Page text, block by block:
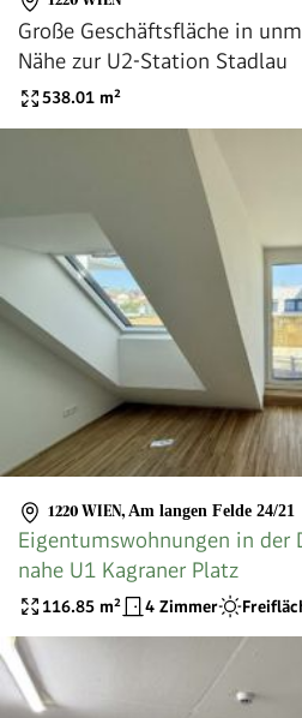
Große Geschäftsfläche in
Nähe zur U2-Station Stadlau
538.01 m²
1220 WIEN, Am langen Felde 24/21
Eigentumswohnungen in der
nahe U1 Kagraner Platz
116.85 m² 4 Zimmer